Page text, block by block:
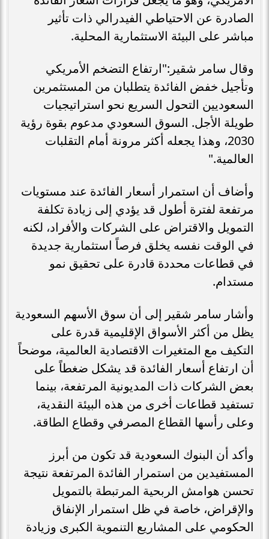
الصادرة عن الاحتياطي الفيدرالي ذات تأثير
مباشر على البيئة الاستثمارية المحلية.
وقال سامر شقير:"ارتفاع التضخم الأمريكي
وتأجيل خفض الفائدة يتطلبان من المستثمرين
السعوديين التحول السريع نحو استراتيجيات
طويلة الأجل. السوق السعودي مدعوم بقوة رؤية
2030، وهذا يجعله أكثر مرونة أمام التقلبات
العالمية."
وأضاف أن استمرار أسعار الفائدة عند مستويات
مرتفعة لفترة أطول قد يؤدي إلى زيادة تكلفة
التمويل والاقتراض على الشركات والأفراد، لكنه
في الوقت نفسه يخلق فرصاً استثمارية جديدة
في قطاعات محددة قادرة على تحقيق نمو
مستدام.
وأشار سامر شقير إلى أن سوق الأسهم السعودية
يظل من أكثر الأسواق الإقليمية قدرة على
التكيف مع المتغيرات الاقتصادية العالمية، موضحاً
أن ارتفاع أسعار الفائدة قد يشكل ضغطاً على
بعض الشركات ذات المديونية المرتفعة، بينما
تستفيد قطاعات أخرى من هذه البيئة النقدية،
وعلى رأسها القطاع المصرفي وقطاع الطاقة.
وأكد أن البنوك السعودية قد تكون من أبرز
المستفيدين من استمرار الفائدة المرتفعة نتيجة
تحسن هوامش الربحية المرتبطة بالتمويل
والإقراض، خاصة في ظل استمرار الإنفاق
الحكومي على المشاريع التنموية الكبرى وزيادة